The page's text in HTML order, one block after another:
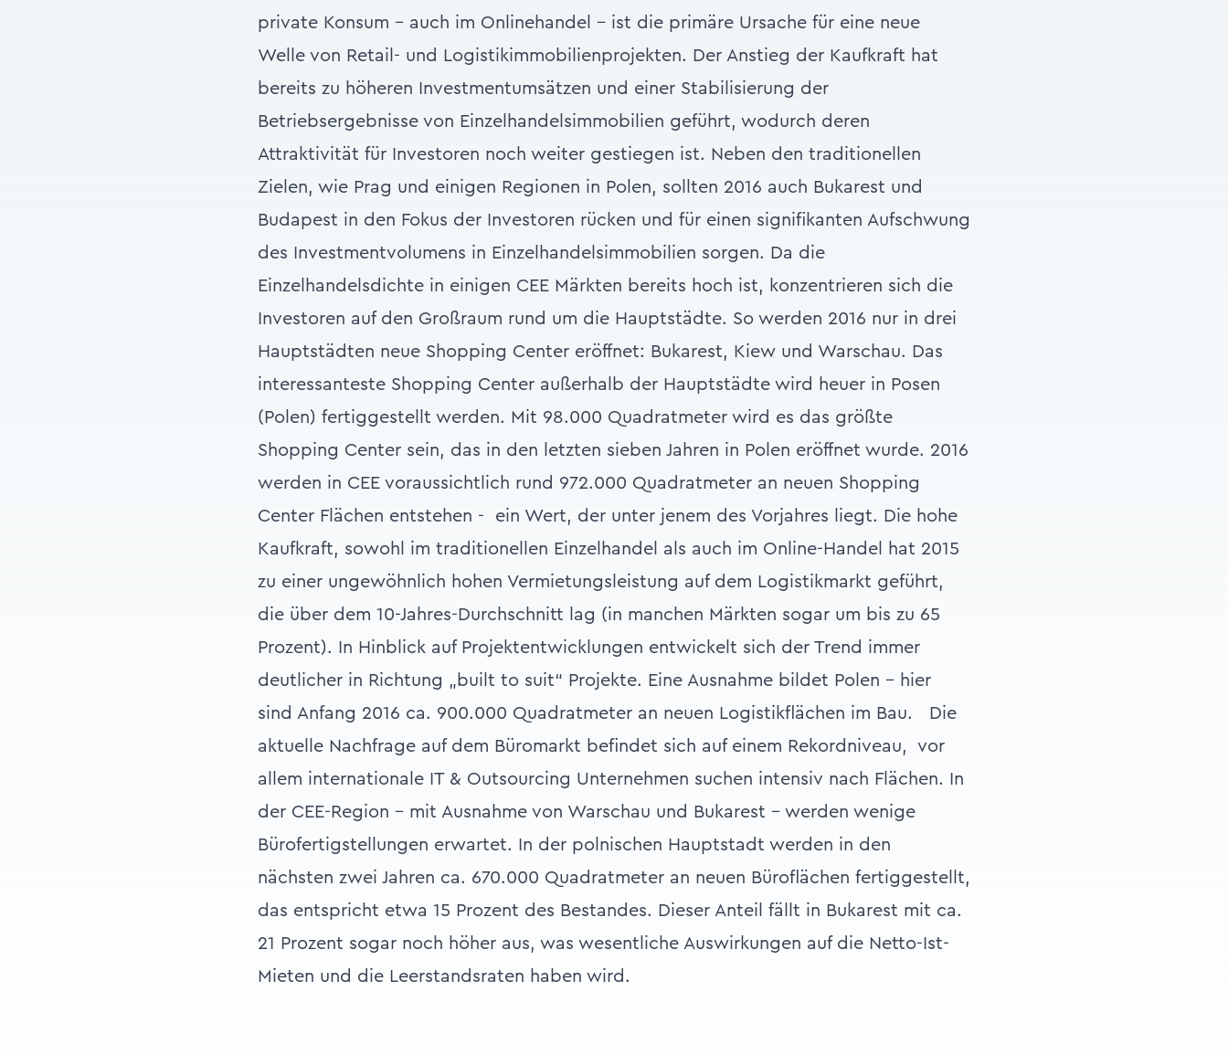
private Konsum – auch im Onlinehandel – ist die primäre Ursache für eine neue
Welle von Retail- und Logistikimmobilienprojekten. Der Anstieg der Kaufkraft hat
bereits zu höheren Investmentumsätzen und einer Stabilisierung der
Betriebsergebnisse von Einzelhandelsimmobilien geführt, wodurch deren
Attraktivität für Investoren noch weiter gestiegen ist. Neben den traditionellen
Zielen, wie Prag und einigen Regionen in Polen, sollten 2016 auch Bukarest und
Budapest in den Fokus der Investoren rücken und für einen signifikanten Aufschwung
des Investmentvolumens in Einzelhandelsimmobilien sorgen. Da die
Einzelhandelsdichte in einigen CEE Märkten bereits hoch ist, konzentrieren sich die
Investoren auf den Großraum rund um die Hauptstädte. So werden 2016 nur in drei
Hauptstädten neue Shopping Center eröffnet: Bukarest, Kiew und Warschau. Das
interessanteste Shopping Center außerhalb der Hauptstädte wird heuer in Posen
(Polen) fertiggestellt werden. Mit 98.000 Quadratmeter wird es das größte
Shopping Center sein, das in den letzten sieben Jahren in Polen eröffnet wurde. 2016
werden in CEE voraussichtlich rund 972.000 Quadratmeter an neuen Shopping
Center Flächen entstehen - ein Wert, der unter jenem des Vorjahres liegt. Die hohe
Kaufkraft, sowohl im traditionellen Einzelhandel als auch im Online-Handel hat 2015
zu einer ungewöhnlich hohen Vermietungsleistung auf dem Logistikmarkt geführt,
die über dem 10-Jahres-Durchschnitt lag (in manchen Märkten sogar um bis zu 65
Prozent). In Hinblick auf Projektentwicklungen entwickelt sich der Trend immer
deutlicher in Richtung „built to suit“ Projekte. Eine Ausnahme bildet Polen – hier
sind Anfang 2016 ca. 900.000 Quadratmeter an neuen Logistikflächen im Bau. Die
aktuelle Nachfrage auf dem Büromarkt befindet sich auf einem Rekordniveau, vor
allem internationale IT & Outsourcing Unternehmen suchen intensiv nach Flächen. In
der CEE-Region – mit Ausnahme von Warschau und Bukarest - werden wenige
Bürofertigstellungen erwartet. In der polnischen Hauptstadt werden in den
nächsten zwei Jahren ca. 670.000 Quadratmeter an neuen Büroflächen fertiggestellt,
das entspricht etwa 15 Prozent des Bestandes. Dieser Anteil fällt in Bukarest mit ca.
21 Prozent sogar noch höher aus, was wesentliche Auswirkungen auf die Netto-Ist-
Mieten und die Leerstandsraten haben wird.